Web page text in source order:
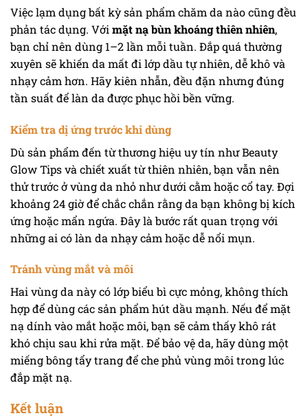
Việc lạm dụng bất kỳ sản phẩm chăm da nào cũng đều
phản tác dụng. Với mặt nạ bùn khoáng thiên nhiên,
bạn chỉ nên dùng 1–2 lần mỗi tuần. Đắp quá thường
xuyên sẽ khiến da mất đi lớp dầu tự nhiên, dễ khô và
nhạy cảm hơn. Hãy kiên nhẫn, đều đặn nhưng đúng
tần suất để làn da được phục hồi bền vững.
Kiểm tra dị ứng trước khi dùng
Dù sản phẩm đến từ thương hiệu uy tín như Beauty
Glow Tips và chiết xuất từ thiên nhiên, bạn vẫn nên
thử trước ở vùng da nhỏ như dưới cằm hoặc cổ tay. Đợi
khoảng 24 giờ để chắc chắn rằng da bạn không bị kích
ứng hoặc mẩn ngứa. Đây là bước rất quan trọng với
những ai có làn da nhạy cảm hoặc dễ nổi mụn.
Tránh vùng mắt và môi
Hai vùng da này có lớp biểu bì cực mỏng, không thích
hợp để dùng các sản phẩm hút dầu mạnh. Nếu để mặt
nạ dính vào mắt hoặc môi, bạn sẽ cảm thấy khô rát
khó chịu sau khi rửa mặt. Để bảo vệ da, hãy dùng một
miếng bông tẩy trang để che phủ vùng môi trong lúc
đắp mặt nạ.
Kết luận